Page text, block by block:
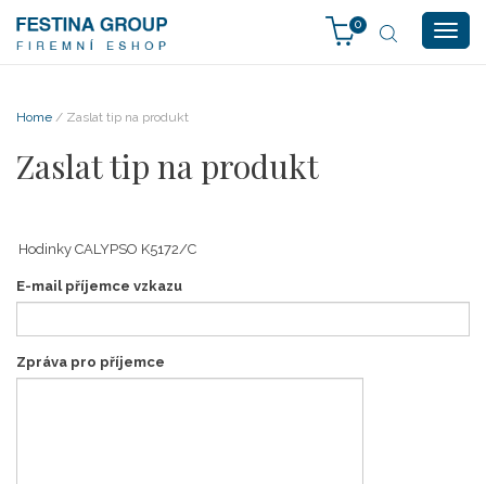
0
Home / Zaslat tip na produkt
Zaslat tip na produkt
E-mail příjemce vzkazu
Zpráva pro příjemce